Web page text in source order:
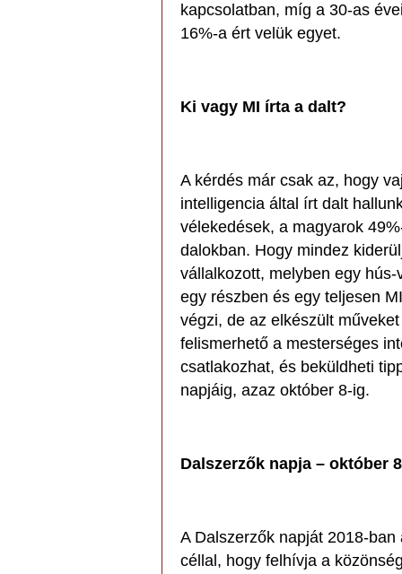
kapcsolatban, míg a 30-as
16%-a ért velük egyet.
Ki vagy MI írta a dalt?
A kérdés már csak az, hogy
intelligencia által írt dalt
vélekedések, a magyarok
dalokban. Hogy mindez
vállalkozott, melyben egy hús-
egy részben és egy teljesen
végzi, de az elkészült
felismerhető a mesterséges
csatlakozhat, és beküldheti
napjáig, azaz október 8-ig.
Dalszerzők napja – október
A Dalszerzők napját 2018-
céllal, hogy felhívja a